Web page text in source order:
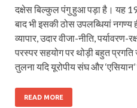
दक्षेस बिल्कुल पंगु हुआ पड़ा है। यह
बाद भी इसकी ठोस उपलब्धियां नगण्य
व्यापार, उदार वीजा-नीति, पर्यावरण-
परस्पर सहयोग पर थोड़ी बहुत
तुलना यदि यूरोपीय संघ और
READ MORE